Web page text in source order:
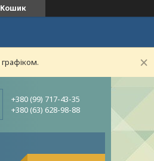
Кошик
+380 (99) 717-43-35
+380 (63) 628-98-88